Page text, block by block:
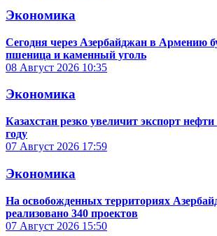
Экономика
Сегодня через Азербайджан в Армению
пшеница и каменный уголь
08 Август 2026 10:35
Экономика
Казахстан резко увеличит экспорт
году
07 Август 2026 17:59
Экономика
На освобожденных территориях
реализовано 340 проектов
07 Август 2026 15:50